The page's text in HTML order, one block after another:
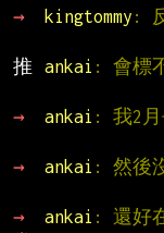
→
kingtommy :
推
ankai : 會標
→
ankai : 我2月
→
ankai : 然後
→
ankai : 還好